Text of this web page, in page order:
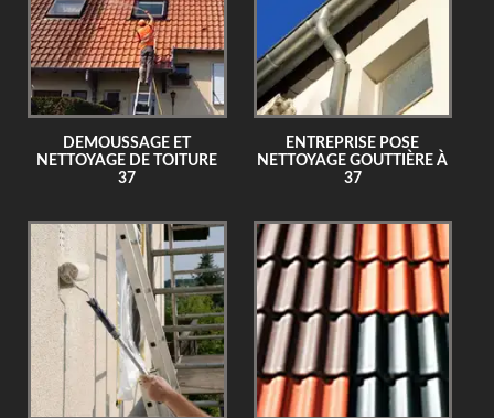
DEMOUSSAGE ET
NETTOYAGE DE TOITURE
37
ENTREPRISE POSE
NETTOYAGE GOUTTIÈRE À
37